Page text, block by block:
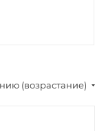
(возрастание)